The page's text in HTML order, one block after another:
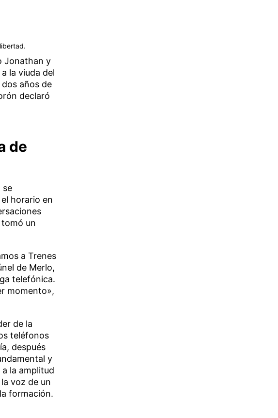
Jonathan y
la viuda del
años de
declaró
de
se
horario en
un
a Trenes
de Merlo,
telefónica.
momento»,
de la
teléfonos
después
y
la amplitud
voz de un
formación.